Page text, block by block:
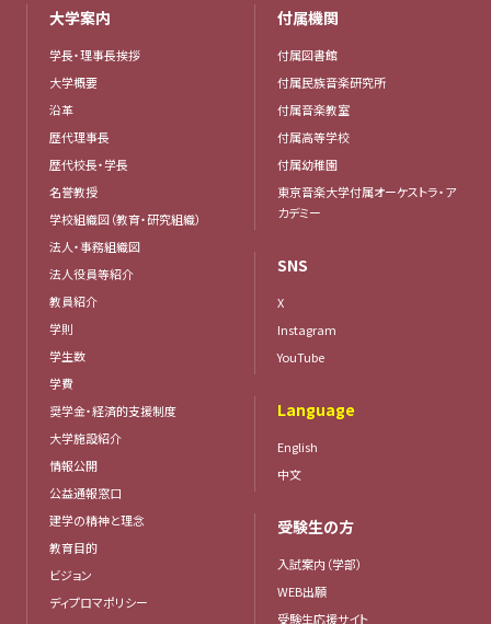
大学案内
学長・理事長挨拶
大学概要
沿革
歴代理事長
歴代校長・学長
名誉教授
学校組織図（教育・研究組織）
法人・事務組織図
法人役員等紹介
教員紹介
学則
学生数
学費
奨学金・経済的支援制度
大学施設紹介
情報公開
公益通報窓口
建学の精神と理念
教育目的
ビジョン
ディプロマポリシー
付属機関
付属図書館
付属民族音楽研究所
付属音楽教室
付属高等学校
付属幼稚園
東京音楽大学付属オーケストラ・ア
カデミー
SNS
X
Instagram
YouTube
Language
English
中文
受験生の方
入試案内（学部）
WEB出願
受験生応援サイト